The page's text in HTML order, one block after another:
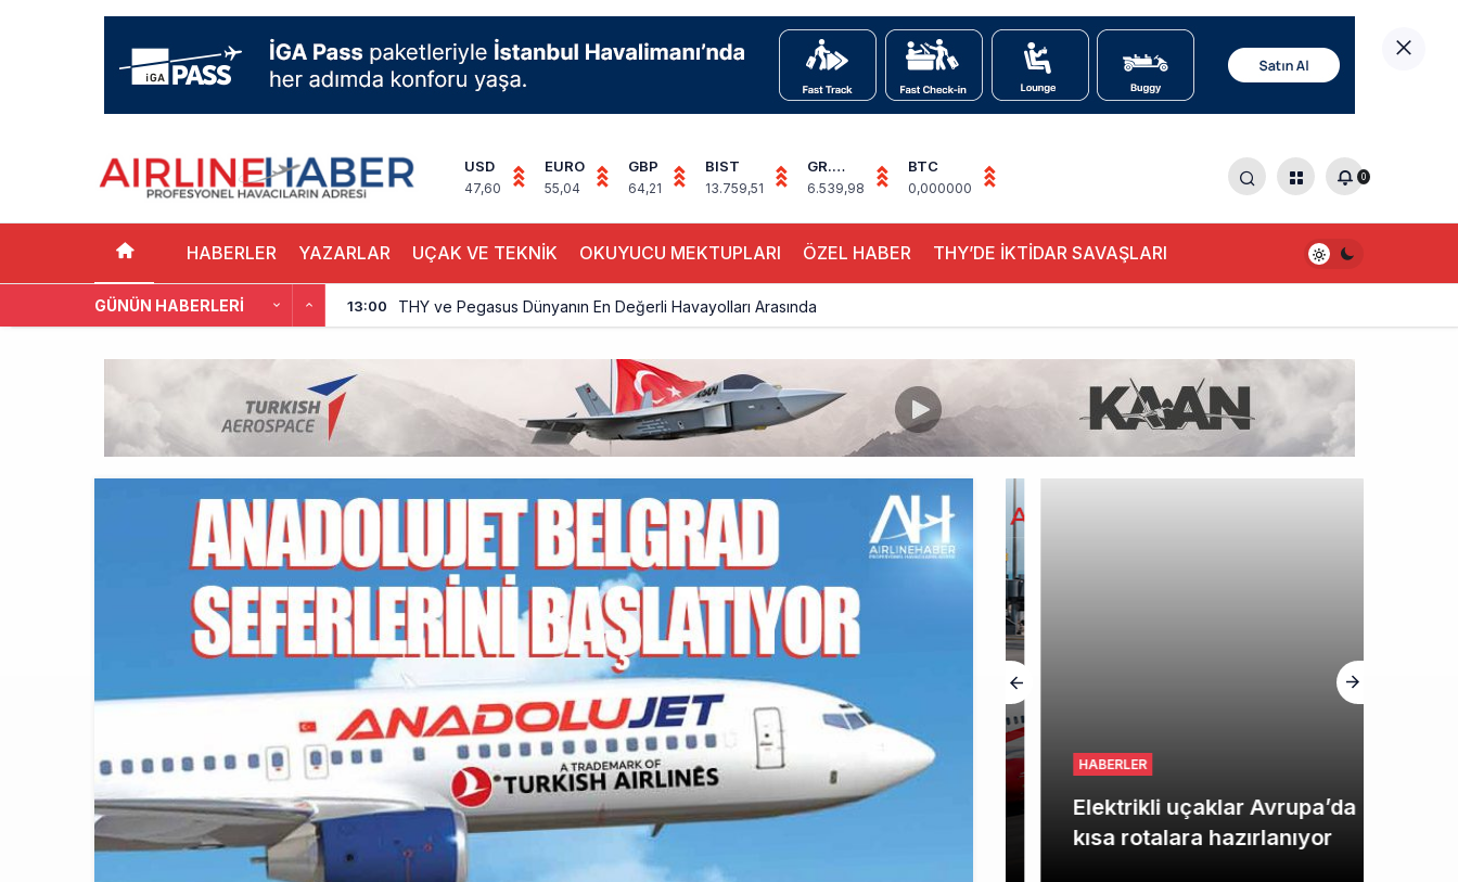
USD
47,60
EURO
55,04
GBP
64,21
BIST
13.759,51
GR.
ALTIN
6.539,98
BTC
0,000000
0
HABERLER YAZARLAR UÇAK VE TEKNİK OKUYUCU MEKTUPLARI ÖZEL HABER THY’DE İKTİDAR SAVAŞLARI
GÜNÜN HABERLERI 13:00 THY ve Pegasus Dünyanın En Değerli Havayolları Arasında
Elektrikli uçaklar Avrupa’da kısa rotalara hazırlanıyor
Trump’ı taşıyan Marine One, yolcu uçağına fazla yaklaştı
10:00 Emirates A380 yolcu rahatsızlanınca İstanbul’a indi
Emirates’in reddettiği 10 Boeing 777X için United kararı
8:37 DHL uçağı havada cisimle çarpıştı, havalimanında patlayıcı drone bulundu
8:11 SpaceX Falcon 9’un ikinci kademesi Ay’a çarptı
HABERLER
Elektrikli uçaklar Avrupa’da
kısa rotalara hazırlanıyor